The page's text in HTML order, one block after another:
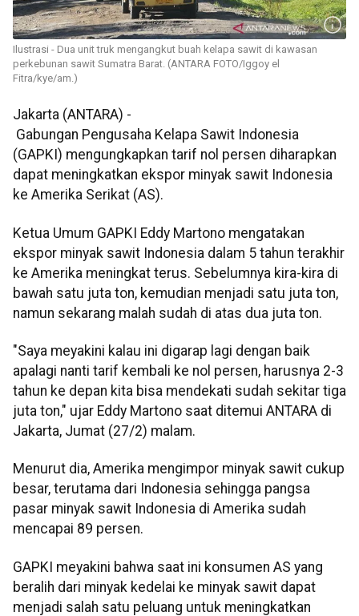
Ilustrasi - Dua unit truk mengangkut buah kelapa sawit di kawasan
perkebunan sawit Sumatra Barat. (ANTARA FOTO/Iggoy el
Fitra/kye/am.)
Jakarta (ANTARA) -
Gabungan Pengusaha Kelapa Sawit Indonesia
(GAPKI) mengungkapkan tarif nol persen diharapkan
dapat meningkatkan ekspor minyak sawit Indonesia
ke Amerika Serikat (AS).
Ketua Umum GAPKI Eddy Martono mengatakan
ekspor minyak sawit Indonesia dalam 5 tahun terakhir
ke Amerika meningkat terus. Sebelumnya kira-kira di
bawah satu juta ton, kemudian menjadi satu juta ton,
namun sekarang malah sudah di atas dua juta ton.
"Saya meyakini kalau ini digarap lagi dengan baik
apalagi nanti tarif kembali ke nol persen, harusnya 2-3
tahun ke depan kita bisa mendekati sudah sekitar tiga
juta ton," ujar Eddy Martono saat ditemui ANTARA di
Jakarta, Jumat (27/2) malam.
Menurut dia, Amerika mengimpor minyak sawit cukup
besar, terutama dari Indonesia sehingga pangsa
pasar minyak sawit Indonesia di Amerika sudah
mencapai 89 persen.
GAPKI meyakini bahwa saat ini konsumen AS yang
beralih dari minyak kedelai ke minyak sawit dapat
menjadi salah satu peluang untuk meningkatkan